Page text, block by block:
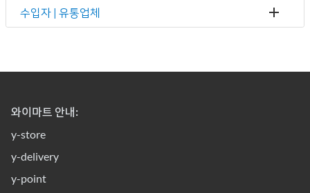
수입자 | 유통업체
와이마트 안내:
y-store
y-delivery
y-point